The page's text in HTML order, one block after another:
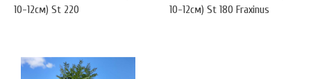
10-12см) St 220
10-12см) St 180 Fraxinus